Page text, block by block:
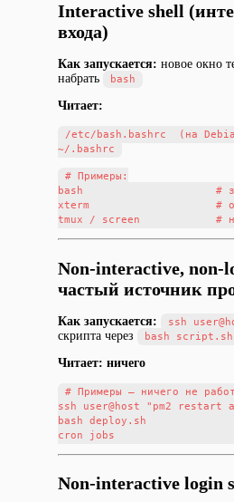
Interactive shell
входа)
Как запускается: новое окно
набрать
bash
Читает:
/etc/bash.bashrc  (на
# Примеры:
bash                     #
xterm                    #
Non-interactive, non-
частый источник
Как запускается: ssh
скрипта через
bash script.sh
Читает: ничего
# Примеры — ничего не
ssh user@host "pm2 restart
bash deploy.sh
Non-interactive login